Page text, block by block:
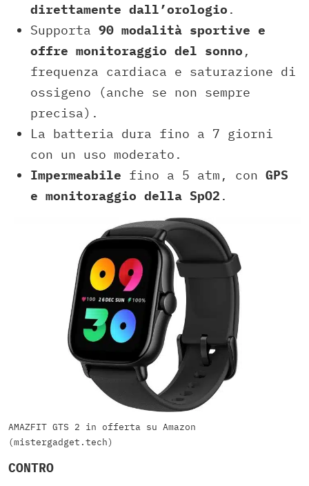
direttamente dall’orologio​ .
Supporta 90 modalità sportive e
offre monitoraggio del sonno ,
frequenza cardiaca e saturazione di
ossigeno (anche se non sempre
precisa)​.
La batteria dura fino a 7 giorni
con un uso moderato.
Impermeabile fino a 5 atm, con GPS
e monitoraggio della SpO2 .
AMAZFIT GTS 2 in offerta su Amazon
(mistergadget.tech)
CONTRO